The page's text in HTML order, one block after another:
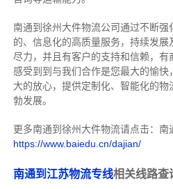
南通到徐州大件物流公司通过不断
的、信息化的高质量服务，持续发
尽力， 并且有客户的支持和信赖，有
感受到到与我们合作是您最大的愉
大的放心， 提供定制化、智能化的
勃发展。
更多南通到徐州大件物流请点击：南
https://www.baiedu.cn/dajian/
南通到江苏物流专线相关线路查